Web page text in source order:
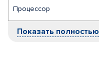
Процессор
Показать полностью